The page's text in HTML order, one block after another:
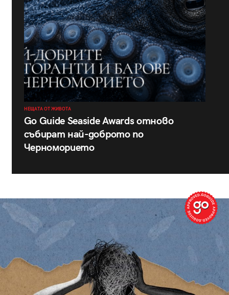
НЕЩАТА ОТ ЖИВОТА
Go Guide Seaside Awards отново
събират най-доброто по
Черноморието